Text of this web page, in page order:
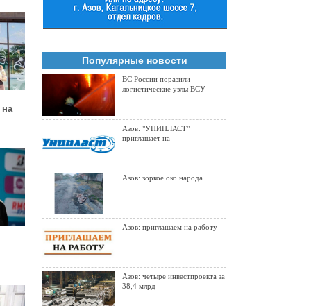
на
Популярные новости
ВС России поразили
логистические узлы ВСУ
Азов: "УНИПЛАСТ"
приглашает на
Азов: зоркое око народа
Азов: приглашаем на работу
Азов: четыре инвестпроекта за
38,4 млрд